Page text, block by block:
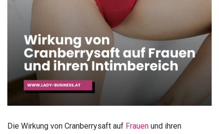
Die Wirkung von Cranberrysaft auf Frauen und ihren